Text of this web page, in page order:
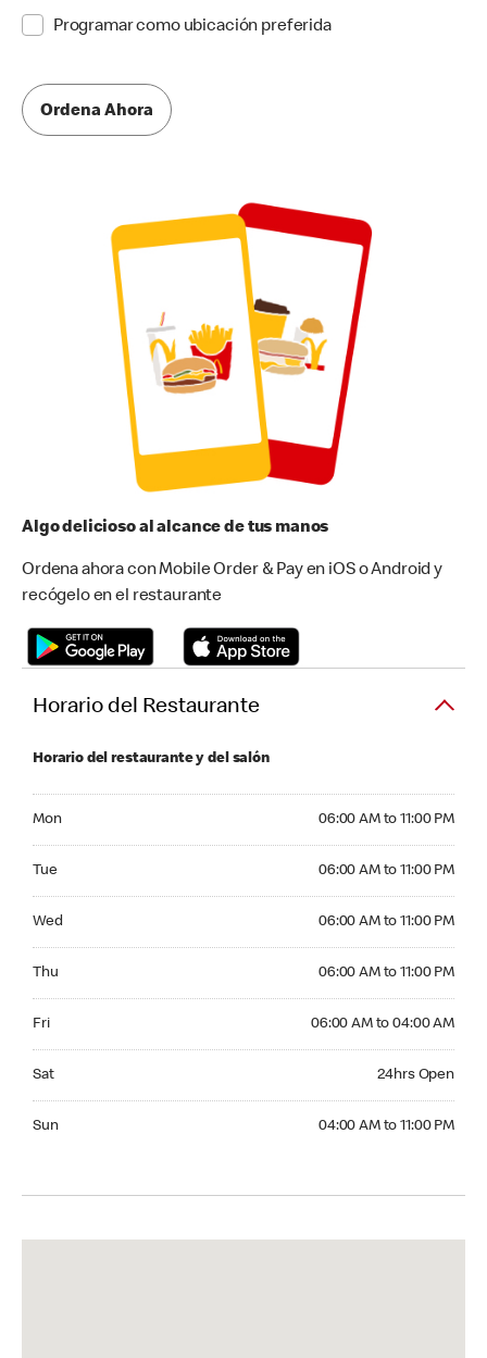
Programar como ubicación preferida
Ordena Ahora
Algo delicioso al alcance de tus manos
Ordena ahora con Mobile Order & Pay en iOS o Android y
recógelo en el restaurante
Horario del Restaurante
Horario del restaurante y del salón
Mon 06:00 AM to 11:00 PM
Tue 06:00 AM to 11:00 PM
Wed 06:00 AM to 11:00 PM
Thu 06:00 AM to 11:00 PM
Fri 06:00 AM to 04:00 AM
Sat 24hrs Open
Sun 04:00 AM to 11:00 PM